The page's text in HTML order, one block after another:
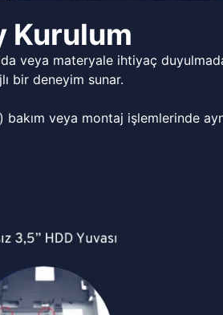
Kurulum
veya materyale ihtiyaç
bir deneyim sunar.
veya montaj işlemlerinde